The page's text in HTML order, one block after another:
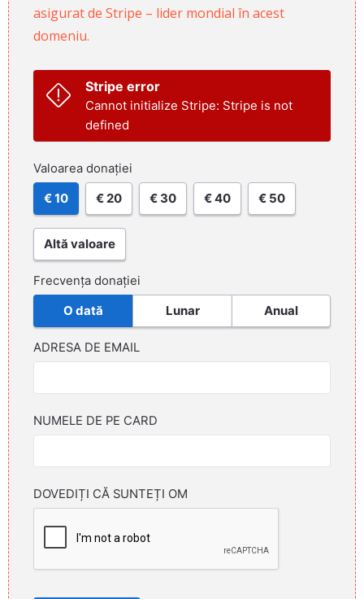
asigurat de Stripe – lider mondial în acest
domeniu.
Stripe error
Cannot initialize Stripe: Stripe is not
defined
Valoarea donației
€ 10 € 20 € 30 € 40 € 50
Altă valoare
Frecvența donației
O dată Lunar Anual
ADRESA DE EMAIL
NUMELE DE PE CARD
DOVEDIȚI CĂ SUNTEȚI OM